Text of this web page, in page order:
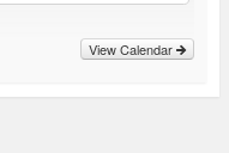
View Calendar